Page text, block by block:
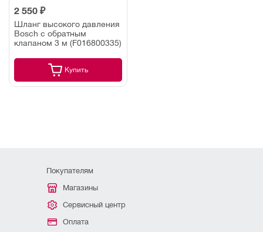
2 550 ₽
Шланг высокого давления
Bosch c обратным
клапаном 3 м (F016800335)
Купить
Покупателям
Магазины
Сервисный центр
Оплата